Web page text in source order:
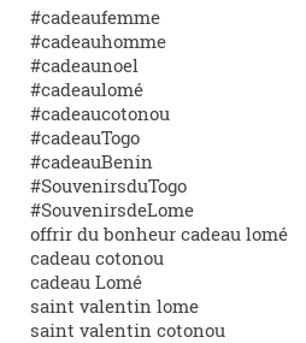
#cadeaufemme
#cadeauhomme
#cadeaunoel
#cadeaulomé
#cadeaucotonou
#cadeauTogo
#cadeauBenin
#SouvenirsduTogo
#SouvenirsdeLome
offrir du bonheur cadeau lomé
cadeau cotonou
cadeau Lomé
saint valentin lome
saint valentin cotonou